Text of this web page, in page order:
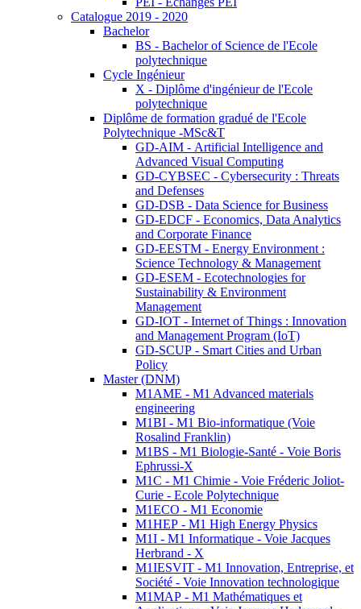
Catalogue 2019 - 2020
Bachelor
BS - Bachelor of Science de l'Ecole
polytechnique
Cycle Ingénieur
X - Diplôme d'ingénieur de l'Ecole
polytechnique
Diplôme de formation gradué de l'Ecole
Polytechnique -MSc&T
GD-AIM - Artificial Intelligence and
Advanced Visual Computing
GD-CYBSEC - Cybersecurity : Threats
and Defenses
GD-DSB - Data Science for Business
GD-EDCF - Economics, Data Analytics
and Corporate Finance
GD-EESTM - Energy Environment :
Science Technology & Management
GD-ESEM - Ecotechnologies for
Sustainability & Environment
Management
GD-IOT - Internet of Things : Innovation
and Management Program (IoT)
GD-SCUP - Smart Cities and Urban
Policy
Master (DNM)
M1AME - M1 Advanced materials
engineering
M1BI - M1 Bio-informatique (Voie
Rosalind Franklin)
M1BS - M1 Biologie-Santé - Voie Boris
Ephrussi-X
M1C - M1 Chimie - Voie Fréderic Joliot-
Curie - Ecole Polytechnique
M1ECO - M1 Economie
M1HEP - M1 High Energy Physics
M1I - M1 Informatique - Voie Jacques
Herbrand - X
M1IESVIT - M1 Innovation, Entreprise, et
Société - Voie Innovation technologique
M1MAP - M1 Mathématiques et